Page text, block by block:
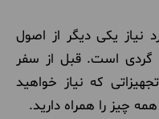
نیاز یکی دیگر از اصول
است. قبل از سفر
که نیاز خواهید
چیز را همراه دارید.